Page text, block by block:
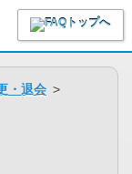
・退会 >